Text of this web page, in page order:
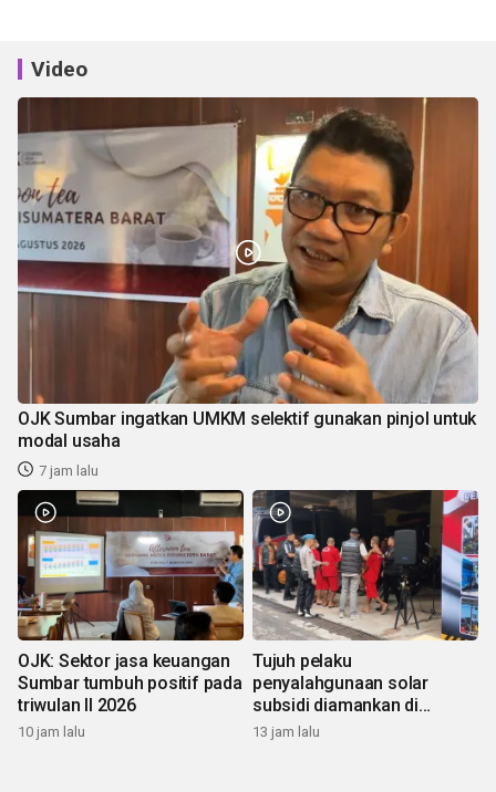
Video
OJK Sumbar ingatkan UMKM selektif gunakan pinjol untuk
modal usaha
7 jam lalu
OJK: Sektor jasa keuangan
Sumbar tumbuh positif pada
triwulan II 2026
10 jam lalu
Tujuh pelaku
penyalahgunaan solar
subsidi diamankan di
Sumbar
13 jam lalu